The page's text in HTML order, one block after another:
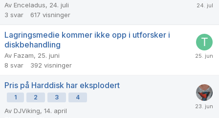
Av Enceladus, 24. juli
3 svar 617 visninger
Lagringsmedie kommer ikke opp i utforsker i
diskbehandling
Av Fazam, 25. juni
8 svar 392 visninger
Pris på Harddisk har eksplodert
1 2 3 4
Av DJViking, 14. april